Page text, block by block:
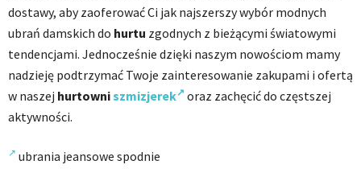
dostawy, aby zaoferować Ci jak najszerszy wybór modnych
ubrań damskich do hurtu zgodnych z bieżącymi światowymi
tendencjami. Jednocześnie dzięki naszym nowościom mamy
nadzieję podtrzymać Twoje zainteresowanie zakupami i ofertą
w naszej hurtowniszmizjerek
oraz zachęcić do częstszej
aktywności.
ubrania jeansowe spodnie